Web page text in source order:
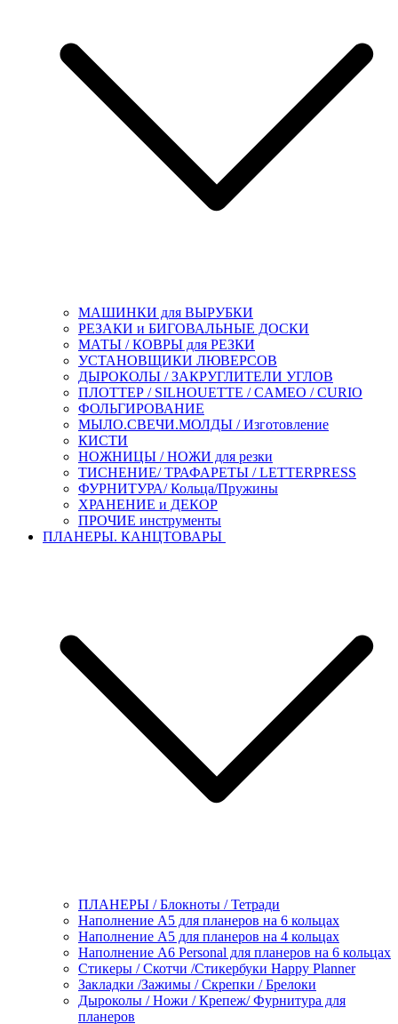
МАШИНКИ для ВЫРУБКИ
РЕЗАКИ и БИГОВАЛЬНЫЕ ДОСКИ
МАТЫ / КОВРЫ для РЕЗКИ
УСТАНОВЩИКИ ЛЮВЕРСОВ
ДЫРОКОЛЫ / ЗАКРУГЛИТЕЛИ УГЛОВ
ПЛОТТЕР / SILHOUETTE / CAMEO / CURIO
ФОЛЬГИРОВАНИЕ
МЫЛО.СВЕЧИ.МОЛДЫ / Изготовление
КИСТИ
НОЖНИЦЫ / НОЖИ для резки
ТИСНЕНИЕ/ ТРАФАРЕТЫ / LETTERPRESS
ФУРНИТУРА/ Кольца/Пружины
ХРАНЕНИЕ и ДЕКОР
ПРОЧИЕ инструменты
ПЛАНЕРЫ. КАНЦТОВАРЫ
ПЛАНЕРЫ / Блокноты / Тетради
Наполнение А5 для планеров на 6 кольцах
Наполнение А5 для планеров на 4 кольцах
Наполнение А6 Personal для планеров на 6 кольцах
Стикеры / Скотчи /Стикербуки Happy Planner
Закладки /Зажимы / Скрепки / Брелоки
Дыроколы / Ножи / Крепеж/ Фурнитура для
планеров